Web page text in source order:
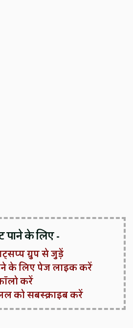
के लिए -
ग्रुप से जुड़ें
के लिए पेज लाइक करें
करें
को सबस्क्राइब करें